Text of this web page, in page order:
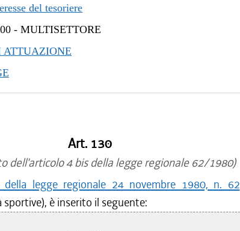
del tesoriere
-MULTISETTORE
Art. 130
dell'articolo 4 bis della legge regionale 62/1980)
legge regionale 24 novembre 1980, n. 62
è inserito il seguente: